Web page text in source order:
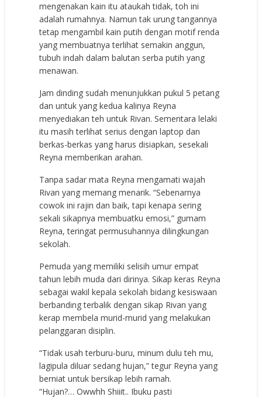
mengenakan kain itu ataukah tidak, toh ini
adalah rumahnya. Namun tak urung tangannya
tetap mengambil kain putih dengan motif renda
yang membuatnya terlihat semakin anggun,
tubuh indah dalam balutan serba putih yang
menawan.
Jam dinding sudah menunjukkan pukul 5 petang
dan untuk yang kedua kalinya Reyna
menyediakan teh untuk Rivan. Sementara lelaki
itu masih terlihat serius dengan laptop dan
berkas-berkas yang harus disiapkan, sesekali
Reyna memberikan arahan.
Tanpa sadar mata Reyna mengamati wajah
Rivan yang memang menarik. “Sebenarnya
cowok ini rajin dan baik, tapi kenapa sering
sekali sikapnya membuatku emosi,” gumam
Reyna, teringat permusuhannya dilingkungan
sekolah.
Pemuda yang memiliki selisih umur empat
tahun lebih muda dari dirinya. Sikap keras Reyna
sebagai wakil kepala sekolah bidang kesiswaan
berbanding terbalik dengan sikap Rivan yang
kerap membela murid-murid yang melakukan
pelanggaran disiplin.
“Tidak usah terburu-buru, minum dulu teh mu,
lagipula diluar sedang hujan,” tegur Reyna yang
berniat untuk bersikap lebih ramah.
“Hujan?… Owwhh Shiiit.. Ibuku pasti